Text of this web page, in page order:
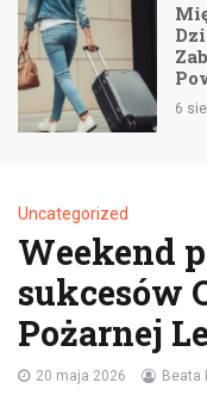
6
Uncategorized
Weekend
sukcesów
Pożarnej
20 maja 2026 Beata